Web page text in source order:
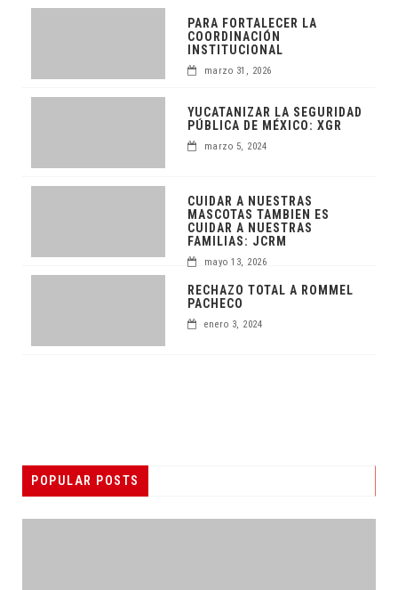
PARA FORTALECER LA
COORDINACIÓN
INSTITUCIONAL
marzo 31, 2026
YUCATANIZAR LA SEGURIDAD
PÚBLICA DE MÉXICO: XGR
marzo 5, 2024
CUIDAR A NUESTRAS
MASCOTAS TAMBIEN ES
CUIDAR A NUESTRAS
FAMILIAS: JCRM
mayo 13, 2026
RECHAZO TOTAL A ROMMEL
PACHECO
enero 3, 2024
POPULAR POSTS